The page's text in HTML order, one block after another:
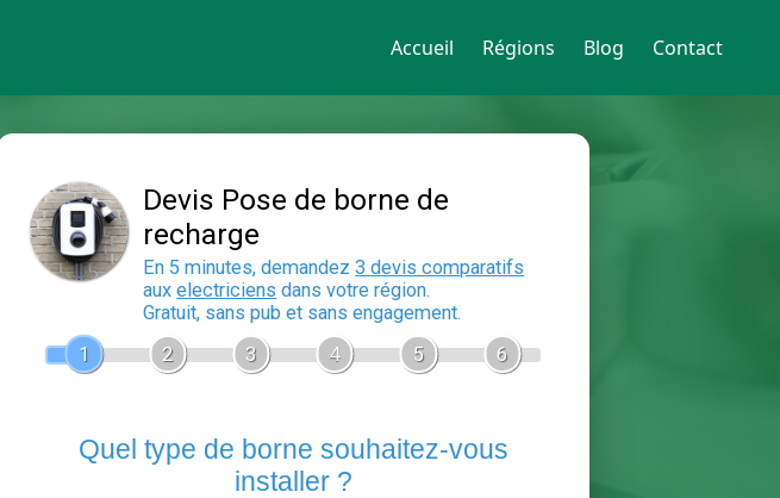
Accueil Régions Blog Contact
recharge
En 5 minutes, demandez
auxelectriciensdans votre région.
Gratuit, sans pub et sans engagement.